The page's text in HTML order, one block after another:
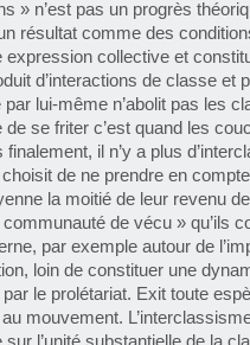
» n’est pas un progrès
résultat comme des
expression collective et
d’interactions de classe et
par lui-même n’abolit pas les
de se friter c’est quand les
finalement, il n’y a plus
choisit de ne prendre en
la moitié de leur revenu
de vécu » qu’ils
par exemple autour de
loin de constituer une
le prolétariat. Exit toute
mouvement.